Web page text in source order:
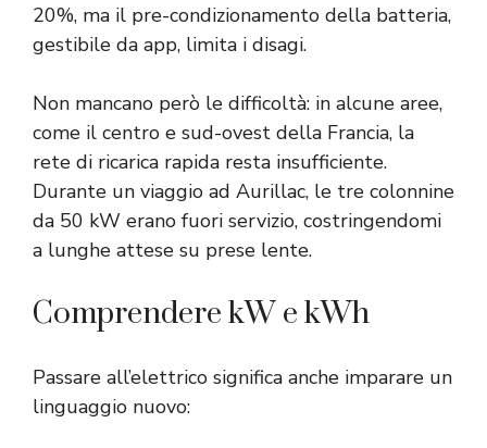
20%, ma il pre-condizionamento della batteria,
gestibile da app, limita i disagi.
Non mancano però le difficoltà: in alcune aree,
come il centro e sud-ovest della Francia, la
rete di ricarica rapida resta insufficiente.
Durante un viaggio ad Aurillac, le tre colonnine
da 50 kW erano fuori servizio, costringendomi
a lunghe attese su prese lente.
Comprendere kW e kWh
Passare all’elettrico significa anche imparare un
linguaggio nuovo: